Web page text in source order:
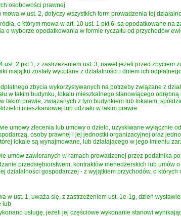
osobowości prawnej
w ust. 2, dotyczy wszystkich form prowadzenia tej
o którym mowa w art. 10 ust. 1 pkt 6, są opodatkowane
o wyborze opodatkowania w formie ryczałtu od przychodów
ust. 2 pkt 1, z zastrzeżeniem ust. 3, nawet jeżeli przed
majątku zostały wycofane z działalności i dniem ich
zbycia wykorzystywanych na potrzeby związane z
w takim budynku, lokalu mieszkalnego stanowiącego
takim prawie, związanych z tym budynkiem lub lokalem,
mieszkaniowej lub udziału w takim prawie.
umowy zlecenia lub umowy o dzieło, uzyskiwane wyłącznie
osoby prawnej i jej jednostki organizacyjnej oraz
lokale są wynajmowane, lub działającego w jego imieniu
umów zawieranych w ramach prowadzonej przez podatnika
przedsiębiorstwem, kontraktów menedżerskich lub umów
działalności gospodarczej - z wyjątkiem przychodów, o których
w ust. 1, uważa się, z zastrzeżeniem ust. 1e-1g, dzień
lub
usługę, jeżeli jej częściowe wykonanie stanowi